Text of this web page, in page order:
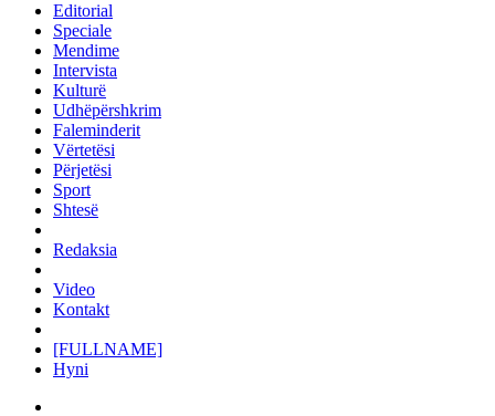
Editorial
Speciale
Mendime
Intervista
Kulturë
Udhëpërshkrim
Faleminderit
Vërtetësi
Përjetësi
Sport
Shtesë
Redaksia
Video
Kontakt
[FULLNAME]
Hyni